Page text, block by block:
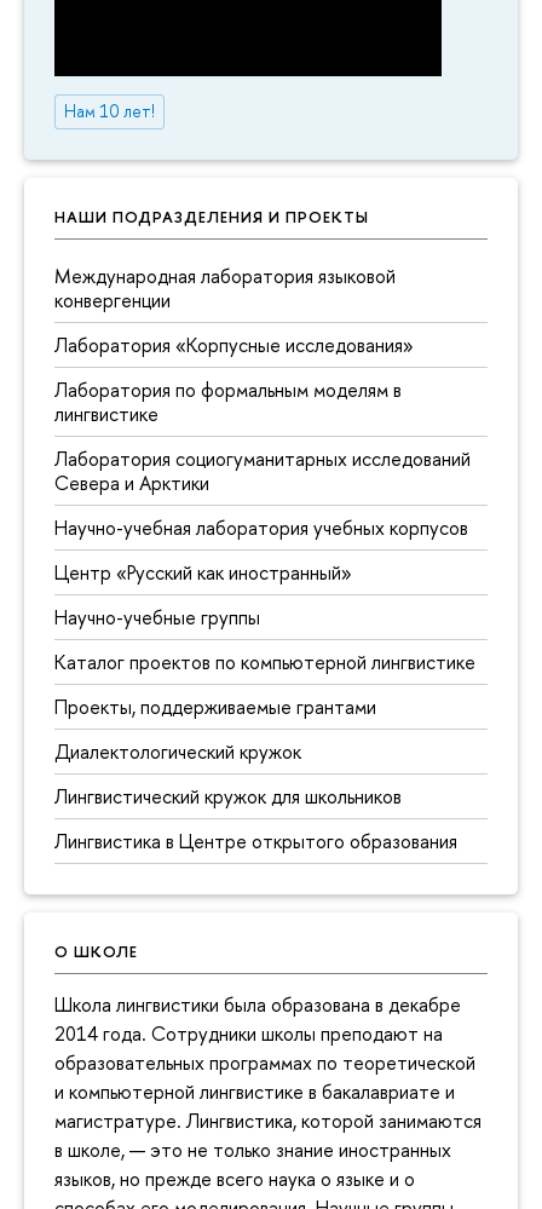
Нам 10 лет!
НАШИ ПОДРАЗДЕЛЕНИЯ И ПРОЕКТЫ
Международная лаборатория языковой
конвергенции
Лаборатория «Корпусные исследования»
Лаборатория по формальным моделям в
лингвистике
Лаборатория социогуманитарных исследований
Севера и Арктики
Научно-учебная лаборатория учебных корпусов
Центр «Русский как иностранный»
Научно-учебные группы
Каталог проектов по компьютерной лингвистике
Проекты, поддерживаемые грантами
Диалектологический кружок
Лингвистический кружок для школьников
Лингвистика в Центре открытого образования
О ШКОЛЕ
Школа лингвистики была образована в декабре
2014 года. Сотрудники школы преподают на
образовательных программах по теоретической
и компьютерной лингвистике в бакалавриате и
магистратуре. Лингвистика, которой занимаются
в школе, — это не только знание иностранных
языков, но прежде всего наука о языке и о